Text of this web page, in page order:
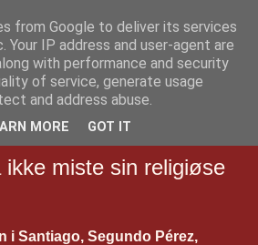
ikke miste sin religiøse
i Santiago, Segundo Pérez,
from Google to deliver its services
Your IP address and user-agent are
with performance and security
of service, generate usage
and address abuse.
MORE GOT IT